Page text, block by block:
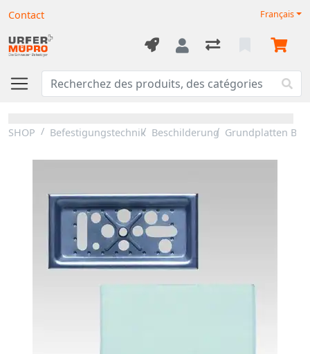
Contact Français
SHOP Befestigungstechnik Beschilderung Grundplatten